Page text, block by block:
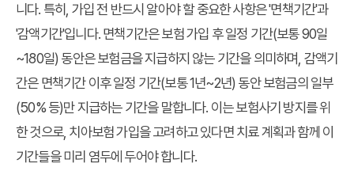
니다. 특히, 가입 전 반드시 알아야 할 중요한 사항은 '면책기간'과
'감액기간'입니다. 면책기간은 보험 가입 후 일정 기간(보통 90일
~180일) 동안은 보험금을 지급하지 않는 기간을 의미하며, 감액기
간은 면책기간 이후 일정 기간(보통 1년~2년) 동안 보험금의 일부
(50% 등)만 지급하는 기간을 말합니다. 이는 보험사기 방지를 위
한 것으로, 치아보험 가입을 고려하고 있다면 치료 계획과 함께 이
기간들을 미리 염두에 두어야 합니다.